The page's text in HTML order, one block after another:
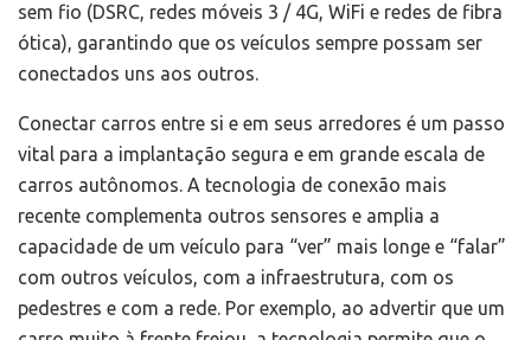
sem fio (DSRC, redes móveis 3 / 4G, WiFi e redes de fibra
ótica), garantindo que os veículos sempre possam ser
conectados uns aos outros.
Conectar carros entre si e em seus arredores é um passo
vital para a implantação segura e em grande escala de
carros autônomos. A tecnologia de conexão mais
recente complementa outros sensores e amplia a
capacidade de um veículo para “ver” mais longe e “falar”
com outros veículos, com a infraestrutura, com os
pedestres e com a rede. Por exemplo, ao advertir que um